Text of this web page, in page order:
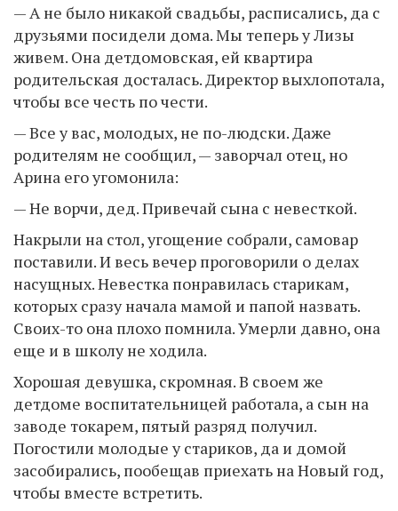
— А не было никакой свадьбы, расписались, да с
друзьями посидели дома. Мы теперь у Лизы
живем. Она детдомовская, ей квартира
родительская досталась. Директор выхлопотала,
чтобы все честь по чести.
— Все у вас, молодых, не по-людски. Даже
родителям не сообщил, — заворчал отец, но
Арина его угомонила:
— Не ворчи, дед. Привечай сына с невесткой.
Накрыли на стол, угощение собрали, самовар
поставили. И весь вечер проговорили о делах
насущных. Невестка понравилась старикам,
которых сразу начала мамой и папой назвать.
Своих-то она плохо помнила. Умерли давно, она
еще и в школу не ходила.
Хорошая девушка, скромная. В своем же
детдоме воспитательницей работала, а сын на
заводе токарем, пятый разряд получил.
Погостили молодые у стариков, да и домой
засобирались, пообещав приехать на Новый год,
чтобы вместе встретить.